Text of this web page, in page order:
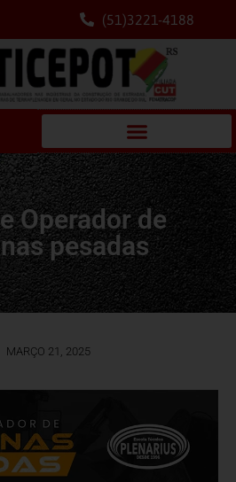
(51)3221-4188
Operador de
pesadas
MARÇO 21, 2025